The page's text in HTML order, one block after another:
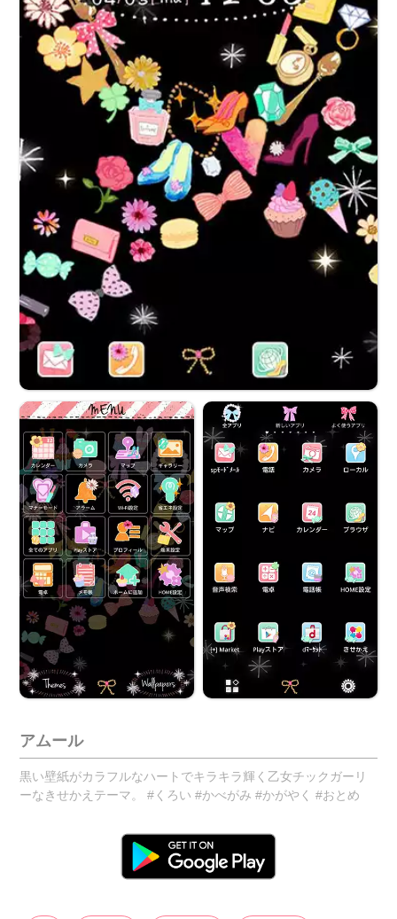
アムール
黒い壁紙がカラフルなハートでキラキラ輝く乙女チックガーリ
ーなきせかえテーマ。 #くろい #かべがみ #かがやく #おとめ